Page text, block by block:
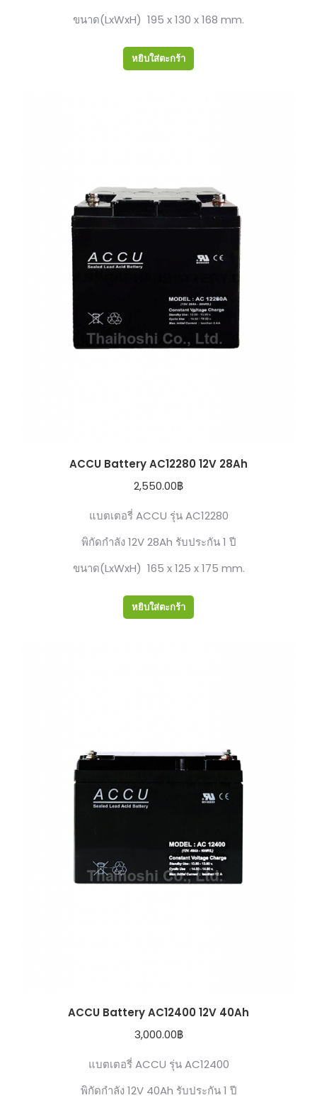
ขนาด(LxWxH) 195 x 130 x 168 mm.
หยิบใส่ตะกร้า
ACCU Battery AC12280 12V 28Ah
2,550.00฿
แบตเตอรี่ ACCU รุ่น AC12280
พิกัดกำลัง 12V 28Ah รับประกัน 1 ปี
ขนาด(LxWxH) 165 x 125 x 175 mm.
หยิบใส่ตะกร้า
ACCU Battery AC12400 12V 40Ah
3,000.00฿
แบตเตอรี่ ACCU รุ่น AC12400
พิกัดกำลัง 12V 40Ah รับประกัน 1 ปี